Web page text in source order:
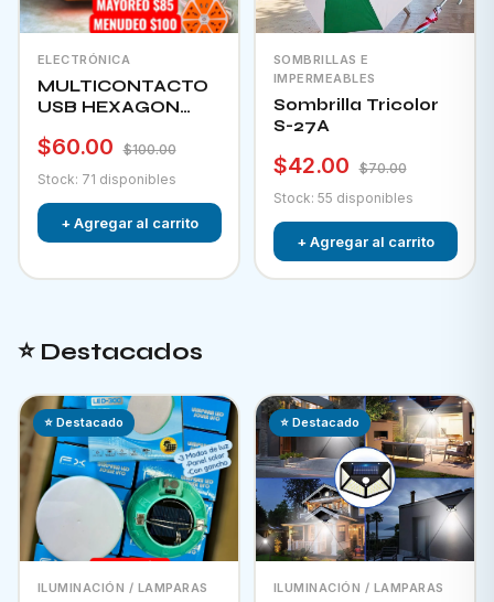
ELECTRÓNICA
MULTICONTACTO
USB HEXAGON
$60.00
$100.00
Stock: 71 disponibles
+ Agregar al carrito
SOMBRILLAS E
IMPERMEABLES
Sombrilla Tricolor
S-27A
$42.00
$70.00
Stock: 55 disponibles
+ Agregar al carrito
⭐ Destacados
⭐ Destacado
ILUMINACIÓN / LAMPARAS
⭐ Destacado
ILUMINACIÓN / LAMPARAS